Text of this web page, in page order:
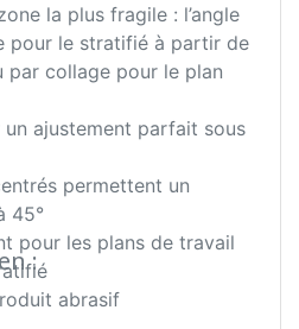
la plus fragile : l’angle
pour le stratifié à partir de
par collage pour le plan
ajustement parfait sous
permettent un
45°
pour les plans de travail
:
abrasif